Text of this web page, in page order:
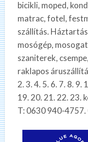
bicikli, moped,
matrac, fotel,
szállítás.
mosógép,
szaniterek,
raklapos
2. 3. 4. 5. 6. 7. 8. 9.
19. 20. 21. 22. 23.
T: 0630 940-